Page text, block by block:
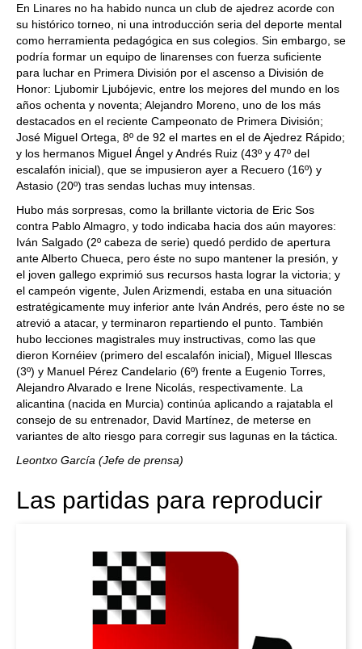
En Linares no ha habido nunca un club de ajedrez acorde con
su histórico torneo, ni una introducción seria del deporte mental
como herramienta pedagógica en sus colegios. Sin embargo, se
podría formar un equipo de linarenses con fuerza suficiente
para luchar en Primera División por el ascenso a División de
Honor: Ljubomir Ljubójevic, entre los mejores del mundo en los
años ochenta y noventa; Alejandro Moreno, uno de los más
destacados en el reciente Campeonato de Primera División;
José Miguel Ortega, 8º de 92 el martes en el de Ajedrez Rápido;
y los hermanos Miguel Ángel y Andrés Ruiz (43º y 47º del
escalafón inicial), que se impusieron ayer a Recuero (16º) y
Astasio (20º) tras sendas luchas muy intensas.
Hubo más sorpresas, como la brillante victoria de Eric Sos
contra Pablo Almagro, y todo indicaba hacia dos aún mayores:
Iván Salgado (2º cabeza de serie) quedó perdido de apertura
ante Alberto Chueca, pero éste no supo mantener la presión, y
el joven gallego exprimió sus recursos hasta lograr la victoria; y
el campeón vigente, Julen Arizmendi, estaba en una situación
estratégicamente muy inferior ante Iván Andrés, pero éste no se
atrevió a atacar, y terminaron repartiendo el punto. También
hubo lecciones magistrales muy instructivas, como las que
dieron Kornéiev (primero del escalafón inicial), Miguel Illescas
(3º) y Manuel Pérez Candelario (6º) frente a Eugenio Torres,
Alejandro Alvarado e Irene Nicolás, respectivamente. La
alicantina (nacida en Murcia) continúa aplicando a rajatabla el
consejo de su entrenador, David Martínez, de meterse en
variantes de alto riesgo para corregir sus lagunas en la táctica.
Leontxo García (Jefe de prensa)
Las partidas para reproducir